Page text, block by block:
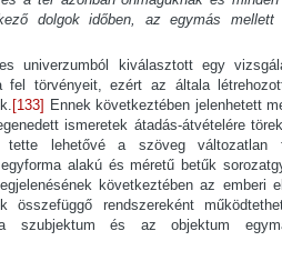
dolgok időben, az egymás mellett
univerzumból kiválasztott egy
fel törvényeit, ezért az általa
[133] Ennek következtében jelenhetett
ismeretek átadás-átvételére
tette lehetővé a szöveg változatlan
alakú és méretű betűk
következtében az emberi
összefüggő rendszereként
szubjektum és az objektum